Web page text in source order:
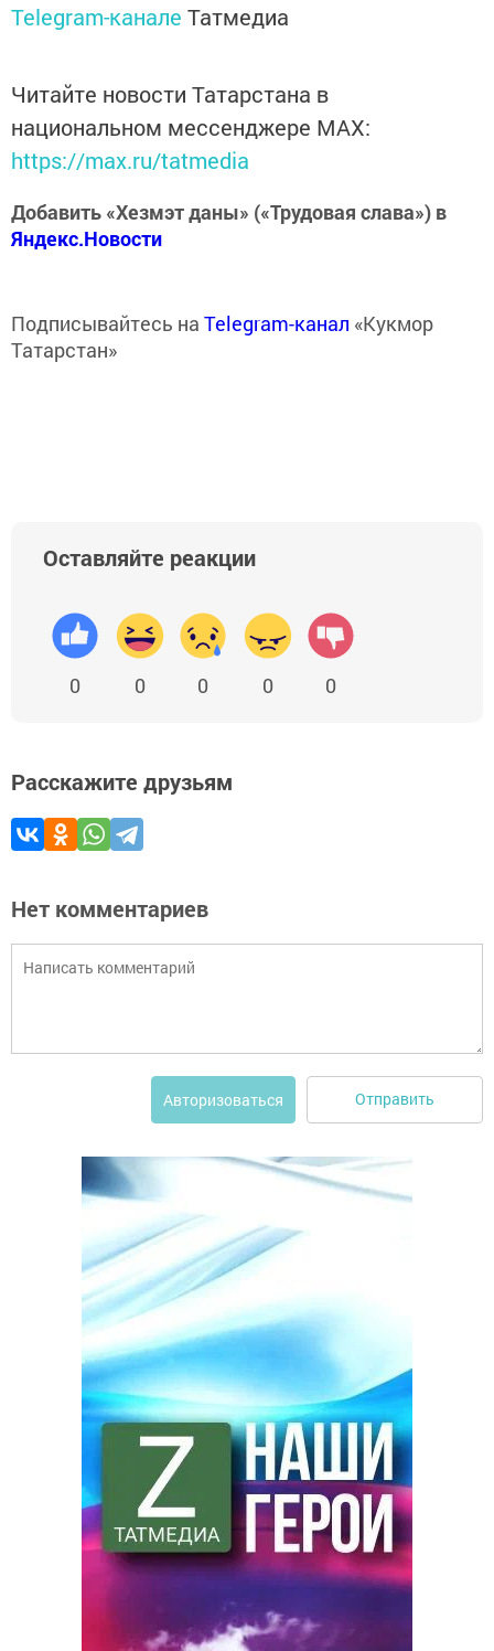
Telegram-канале Татмедиа
Читайте новости Татарстана в
национальном мессенджере MАХ:
https://max.ru/tatmedia
Добавить «Хезмэт даны» («Трудовая слава») в
Яндекс.Новости
Подписывайтесь на Telegram-канал «Кукмор
Татарстан»
Оставляйте реакции
0 0 0 0 0
Расскажите друзьям
Нет комментариев
Авторизоваться Отправить